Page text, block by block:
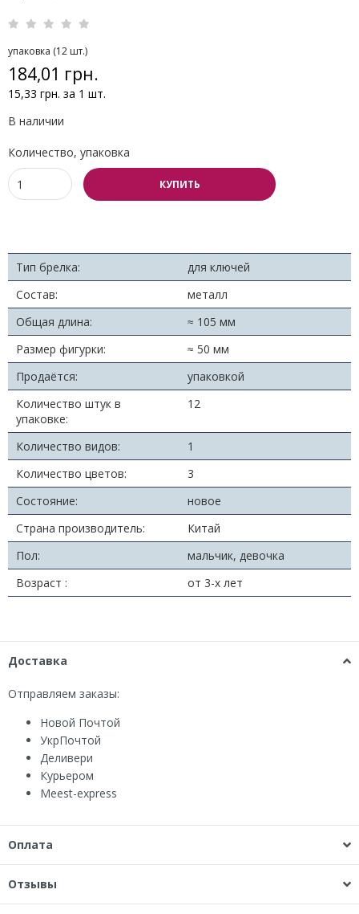
упаковка (12 шт.)
184,01 грн.
15,33 грн. за 1 шт.
В наличии
Количество, упаковка
КУПИТЬ
Тип брелка:
для ключей
Состав:
металл
Общая длина:
≈ 105 мм
Размер фигурки:
≈ 50 мм
Продаётся:
упаковкой
Количество штук в
упаковке:
12
Количество видов:
1
Количество цветов:
3
Состояние:
новое
Страна производитель:
Китай
Пол:
мальчик, девочка
Возраст :
от 3-х лет
Доставка
Отправляем заказы:
Новой Почтой
УкрПочтой
Деливери
Курьером
Мeest-express
Оплата
Отзывы